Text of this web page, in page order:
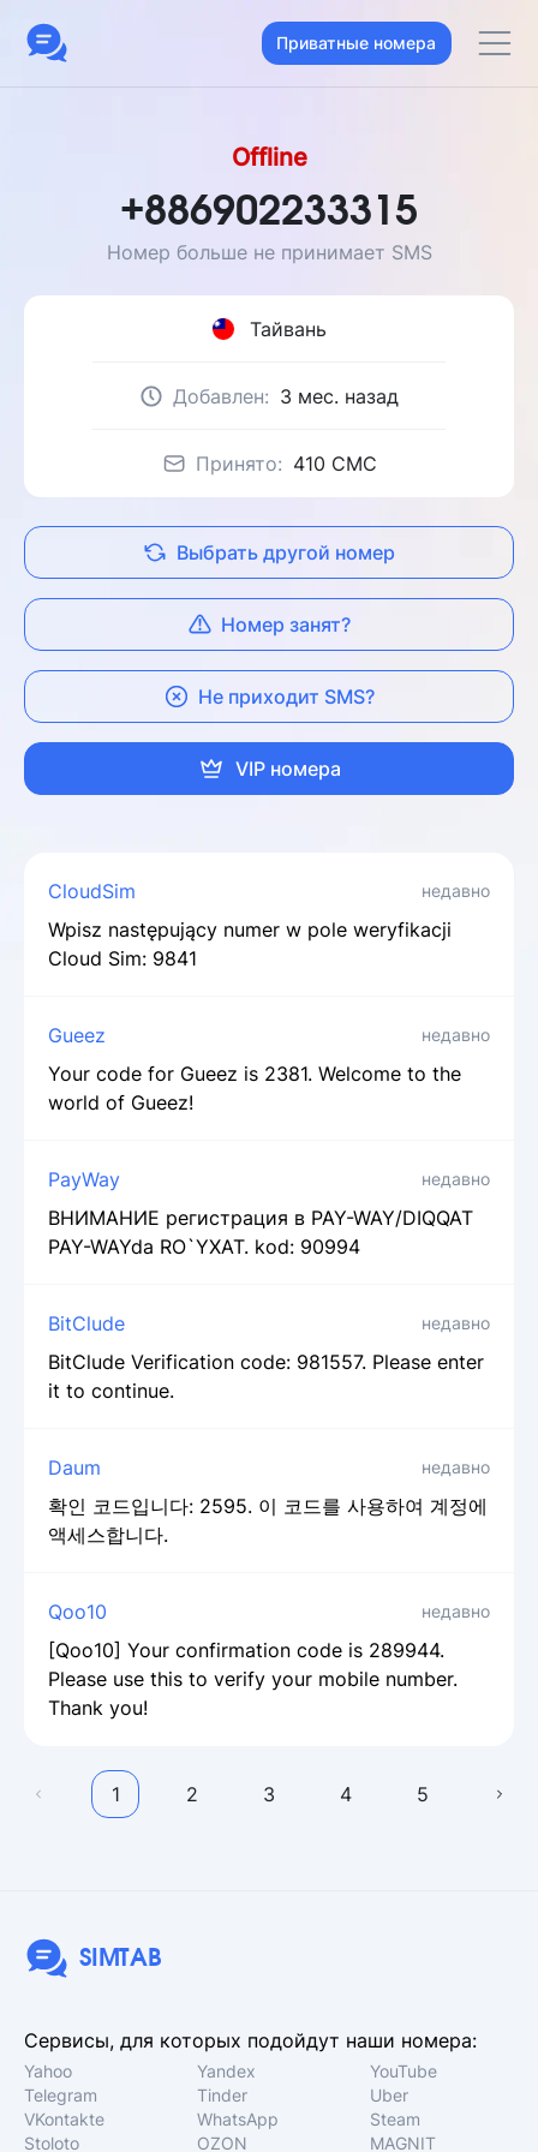
Приватные номера
Offline
+886902233315
Номер больше не принимает SMS
Тайвань
Добавлен: 3 мес. назад
Принято: 410 CMC
Выбрать другой номер
Номер занят?
Не приходит SMS?
VIP номера
CloudSim недавно
Wpisz następujący numer w pole weryfikacji
Cloud Sim: 9841
Gueez недавно
Your code for Gueez is 2381. Welcome to the
world of Gueez!
PayWay недавно
ВНИМАНИЕ регистрация в PAY-WAY/DIQQAT
PAY-WAYda RO`YXAT. kod: 90994
BitClude недавно
BitClude Verification code: 981557. Please enter
it to continue.
Daum недавно
확인 코드입니다: 2595. 이 코드를 사용하여 계정에
액세스합니다.
Qoo10 недавно
[Qoo10] Your confirmation code is 289944.
Please use this to verify your mobile number.
Thank you!
1 2 3 4 5
SIMTAB
Сервисы, для которых подойдут наши номера:
Yahoo Yandex
YouTube
Telegram
Tinder
Uber
VKontakte
WhatsApp
Steam
Stoloto
OZON MAGNIT